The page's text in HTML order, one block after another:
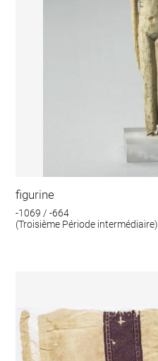
figurine
-1069 / -664
(Troisième Période intermédiaire)